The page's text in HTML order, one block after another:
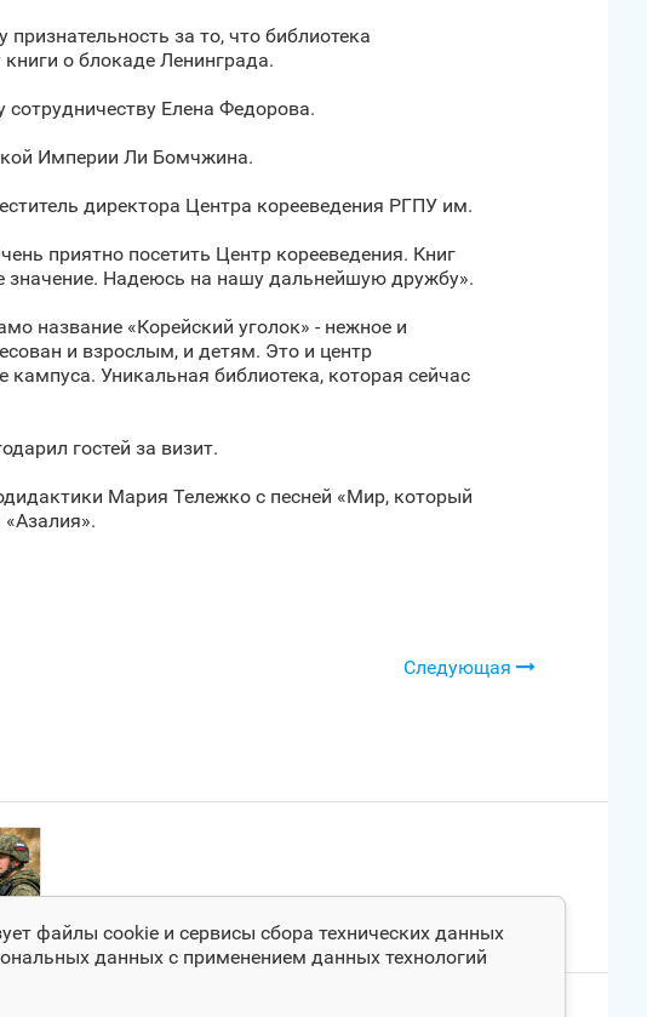
за то, что библиотека
о блокаде Ленинграда.
Елена Федорова.
Империи Ли Бомчжина.
директора Центра корееведения РГПУ им.
приятно посетить Центр корееведения. Книг
значение. Надеюсь на нашу дальнейшую дружбу».
название «Корейский уголок» - нежное и
и взрослым, и детям. Это и центр
Уникальная библиотека, которая сейчас
гостей за визит.
Мария Тележко с песней «Мир, который
Следующая
файлы cookie и сервисы сбора технических данных
данных с применением данных технологий